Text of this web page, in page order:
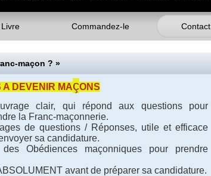
Commandez-le Contact
maçon ? »
DEVENIR MAçONS
clair, qui répond aux questions pour
la Franc-maçonnerie.
de questions / Réponses, utile et efficace
sa candidature.
Obédiences maçonniques pour prendre
avant de préparer sa candidature.